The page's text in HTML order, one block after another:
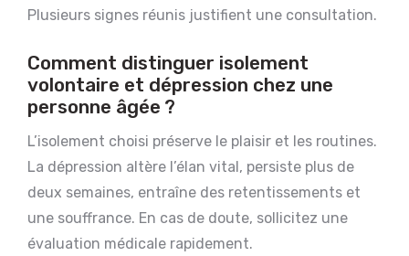
Plusieurs signes réunis justifient une consultation.
Comment distinguer isolement
volontaire et dépression chez une
personne âgée ?
L’isolement choisi préserve le plaisir et les routines.
La dépression altère l’élan vital, persiste plus de
deux semaines, entraîne des retentissements et
une souffrance. En cas de doute, sollicitez une
évaluation médicale rapidement.